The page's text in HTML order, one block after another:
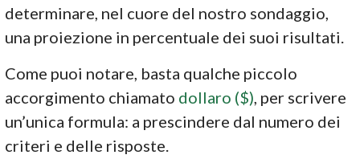
determinare, nel cuore del nostro sondaggio,
una proiezione in percentuale dei suoi risultati.
Come puoi notare, basta qualche piccolo
accorgimento chiamato dollaro ($), per scrivere
un’unica formula: a prescindere dal numero dei
criteri e delle risposte.